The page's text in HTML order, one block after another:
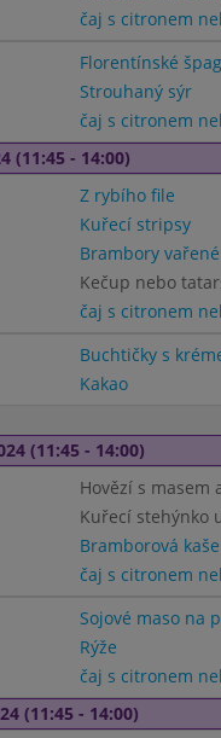
čaj s citronem
Florentínské
Strouhaný sýr
čaj s citronem
(11:45 - 14:00)
Z rybího file
Kuřecí stripsy
Brambory vařené
Kečup nebo
čaj s citronem
Buchtičky s
Kakao
(11:45 - 14:00)
Hovězí s masem
Kuřecí stehýnko
Bramborová kaše
čaj s citronem
Sojové maso na
Rýže
čaj s citronem
(11:45 - 14:00)